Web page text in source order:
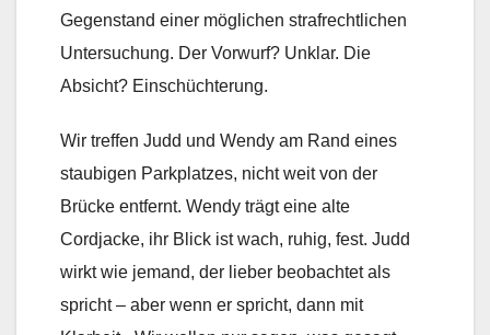
Gegenstand einer möglichen strafrechtlichen
Untersuchung. Der Vorwurf? Unklar. Die
Absicht? Einschüchterung.
Wir treffen Judd und Wendy am Rand eines
staubigen Parkplatzes, nicht weit von der
Brücke entfernt. Wendy trägt eine alte
Cordjacke, ihr Blick ist wach, ruhig, fest. Judd
wirkt wie jemand, der lieber beobachtet als
spricht – aber wenn er spricht, dann mit